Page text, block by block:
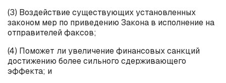
(3) Воздействие существующих установленных
законом мер по приведению Закона в исполнение на
отправителей факсов;
(4) Поможет ли увеличение финансовых санкций
достижению более сильного сдерживающего
эффекта; и